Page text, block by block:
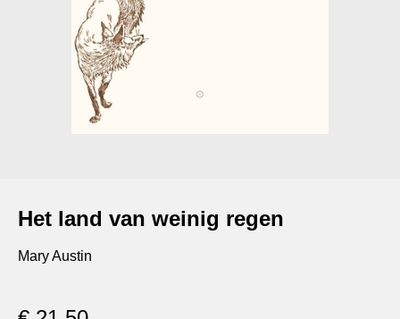
Het land van weinig regen
Mary Austin